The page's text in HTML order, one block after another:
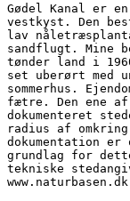
Gødel Kanal er
vestkyst. Den
lav
sandflugt. Mine
tønder land i
set uberørt med
sommerhus.
fætre. Den ene af
dokumenteret
radius af
dokumentation
grundlag for
tekniske